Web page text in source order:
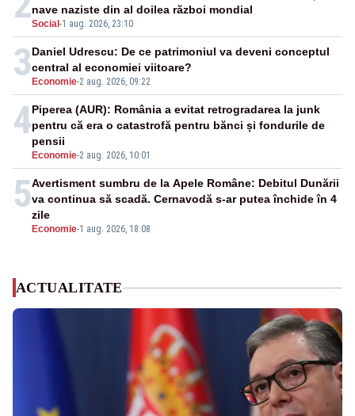
Social -1 aug. 2026, 23:10
nave naziste din al doilea război mondial
3 Economie-2 aug. 2026, 09:22
Daniel Udrescu: De ce patrimoniul va deveni conceptul
central al economiei viitoare?
4
Economie-2 aug. 2026, 10:01
Piperea (AUR): România a evitat retrogradarea la junk
pentru că era o catastrofă pentru bănci și fondurile de
pensii
5
Economie-1 aug. 2026, 18:08
Avertisment sumbru de la Apele Române: Debitul Dunării
va continua să scadă. Cernavodă s-ar putea închide în 4
zile
ACTUALITATE